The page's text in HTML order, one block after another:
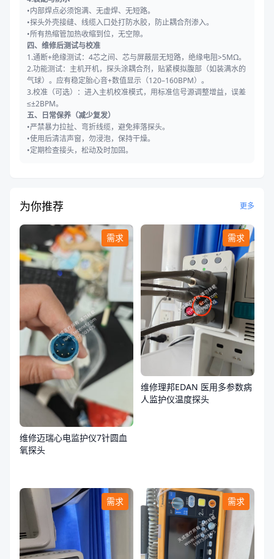
•内部焊点必须饱满、无虚焊、无短路。
•探头外壳接缝、线缆入口处打防水胶，防止耦合剂渗入。
•所有热缩管加热收缩到位，无空隙。
四、维修后测试与校准
1.通断+绝缘测试：4芯之间、芯与屏蔽层无短路，绝缘电阻>5MΩ。
2.功能测试：主机开机，探头涂耦合剂，贴紧模拟腹部（如装满水的
气球）。应有稳定胎心音+数值显示（120–160BPM）。
3.校准（可选）：进入主机校准模式，用标准信号源调整增益，误差
≤±2BPM。
五、日常保养（减少复发）
•严禁暴力拉扯、弯折线缆，避免摔落探头。
•使用后清洁声窗，勿浸泡，保持干燥。
•定期检查接头，松动及时加固。
为你推荐 更多
需求
维修迈瑞心电监护仪7针圆血
氧探头
需求
维修理邦EDAN 医用多参数病
人监护仪温度探头
需求 需求